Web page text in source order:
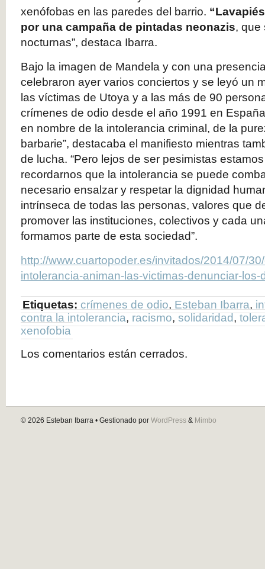
xenófobas en las paredes del barrio.
por una campaña de pintadas neonazis, que
nocturnas”, destaca Ibarra.
Bajo la imagen de Mandela y con una
celebraron ayer varios conciertos y se leyó un
las víctimas de Utoya y a las más de 90
crímenes de odio desde el año 1991 en
en nombre de la intolerancia criminal, de la
barbarie”, destacaba el manifiesto mientras
de lucha. “Pero lejos de ser pesimistas
recordarnos que la intolerancia se puede
necesario ensalzar y respetar la dignidad
intrínseca de todas las personas, valores que
promover las instituciones, colectivos y cada
formamos parte de esta sociedad”.
http://www.cuartopoder.es/invitados/2014/07/
intolerancia-animan-las-victimas-denunciar-
Etiquetas: crímenes de odio, Esteban Ibarra,
contra la intolerancia, racismo, solidaridad,
xenofobia
Los comentarios están cerrados.
© 2026 Esteban Ibarra • Gestionado por WordPress & Mimbo